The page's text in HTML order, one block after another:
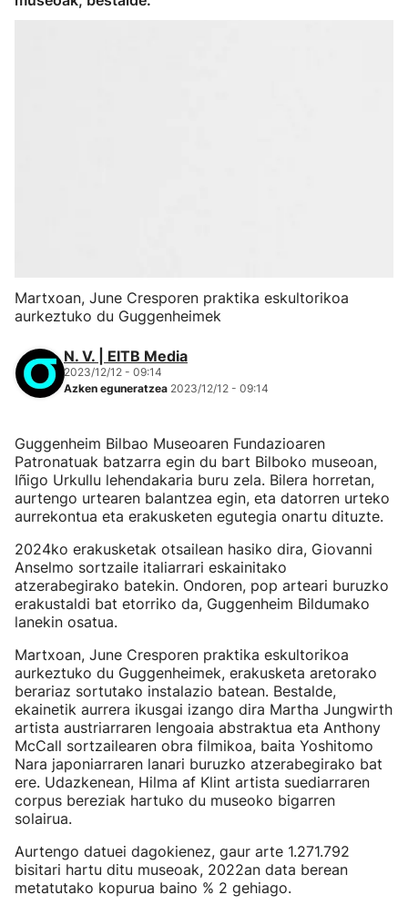
Martxoan, June Cresporen praktika eskultorikoa
aurkeztuko du Guggenheimek
N. V. | EITB Media
2023/12/12 - 09:14
Azken eguneratzea 2023/12/12 - 09:14
Guggenheim Bilbao Museoaren Fundazioaren
Patronatuak batzarra egin du bart Bilboko museoan,
Iñigo Urkullu lehendakaria buru zela. Bilera horretan,
aurtengo urtearen balantzea egin, eta datorren urteko
aurrekontua eta erakusketen egutegia onartu dituzte.
2024ko erakusketak otsailean hasiko dira, Giovanni
Anselmo sortzaile italiarrari eskainitako
atzerabegirako batekin. Ondoren, pop arteari buruzko
erakustaldi bat etorriko da, Guggenheim Bildumako
lanekin osatua.
Martxoan, June Cresporen praktika eskultorikoa
aurkeztuko du Guggenheimek, erakusketa aretorako
berariaz sortutako instalazio batean. Bestalde,
ekainetik aurrera ikusgai izango dira Martha Jungwirth
artista austriarraren lengoaia abstraktua eta Anthony
McCall sortzailearen obra filmikoa, baita Yoshitomo
Nara japoniarraren lanari buruzko atzerabegirako bat
ere. Udazkenean, Hilma af Klint artista suediarraren
corpus bereziak hartuko du museoko bigarren
solairua.
Aurtengo datuei dagokienez, gaur arte 1.271.792
bisitari hartu ditu museoak, 2022an data berean
metatutako kopurua baino % 2 gehiago.